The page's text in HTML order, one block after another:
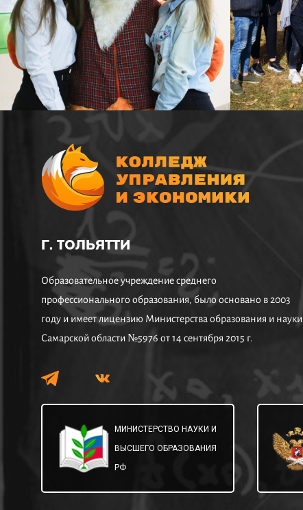
Г. ТОЛЬЯТТИ
Образовательное учреждение среднего
профессионального образования, было основано в 2003
году и имеет лицензию Министерства образования и науки
Самарской области №5976 от 14 сентября 2015 г.
МИНИСТЕРСТВО НАУКИ И
ВЫСШЕГО ОБРАЗОВАНИЯ
РФ